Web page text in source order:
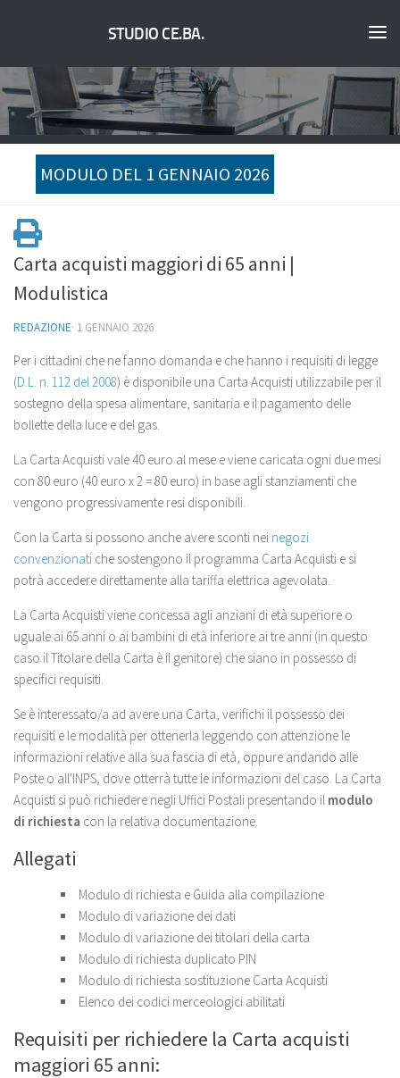
STUDIO CE.BA.
MODULO DEL 1 GENNAIO 2026
Carta acquisti maggiori di 65 anni |
Modulistica
REDAZIONE· 1 GENNAIO 2026
Per i cittadini che ne fanno domanda e che hanno i requisiti di legge
(D.L. n. 112 del 2008) è disponibile una Carta Acquisti utilizzabile per il
sostegno della spesa alimentare, sanitaria e il pagamento delle
bollette della luce e del gas.
La Carta Acquisti vale 40 euro al mese e viene caricata ogni due mesi
con 80 euro (40 euro x 2 = 80 euro) in base agli stanziamenti che
vengono progressivamente resi disponibili.
Con la Carta si possono anche avere sconti nei negozi
convenzionati che sostengono il programma Carta Acquisti e si
potrà accedere direttamente alla tariffa elettrica agevolata.
La Carta Acquisti viene concessa agli anziani di età superiore o
uguale ai 65 anni o ai bambini di età inferiore ai tre anni (in questo
caso il Titolare della Carta è il genitore) che siano in possesso di
specifici requisiti.
Se è interessato/a ad avere una Carta, verifichi il possesso dei
requisiti e le modalità per ottenerla leggendo con attenzione le
informazioni relative alla sua fascia di età, oppure andando alle
Poste o all'INPS, dove otterrà tutte le informazioni del caso. La Carta
Acquisti si può richiedere negli Uffici Postali presentando il modulo
di richiesta con la relativa documentazione.
Allegati
Modulo di richiesta e Guida alla compilazione
Modulo di variazione dei dati
Modulo di variazione dei titolari della carta
Modulo di richiesta duplicato PIN
Modulo di richiesta sostituzione Carta Acquisti
Elenco dei codici merceologici abilitati
Requisiti per richiedere la Carta acquisti
maggiori 65 anni: